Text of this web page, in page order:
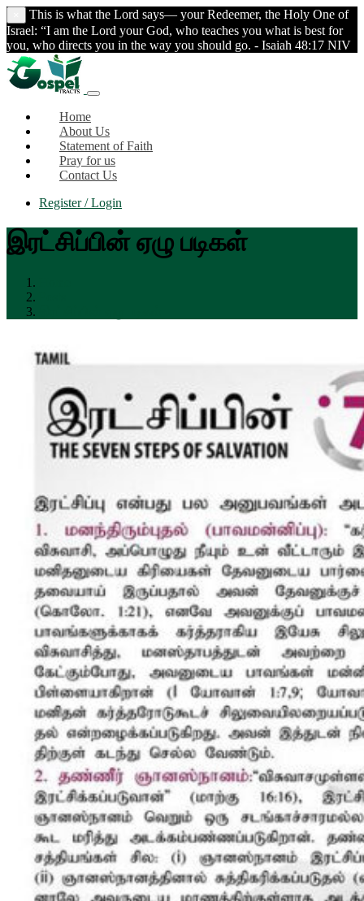
This is what the Lord says— your Redeemer, the Holy One of
Israel: “I am the Lord your God, who teaches you what is best for
you, who directs you in the way you should go. - Isaiah 48:17 NIV
Home
About Us
Statement of Faith
Pray for us
Contact Us
Register / Login
இரட்சிப்பின் ஏழு படிகள்